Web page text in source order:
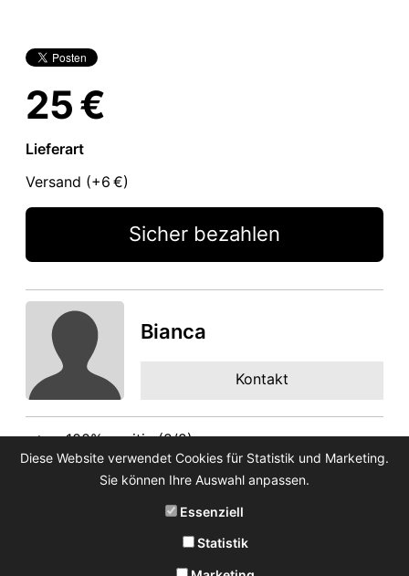
25 €
Lieferart
Versand (+6 €)
Sicher bezahlen
Bianca
Kontakt
100% positiv (2/2)
Feedback
Diese Website verwendet Cookies für Statistik und Marketing.
Sie können Ihre Auswahl anpassen.
Essenziell
Statistik